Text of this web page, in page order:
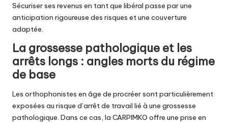
Sécuriser ses revenus en tant que libéral passe par une
anticipation rigoureuse des risques et une couverture
adaptée.
La grossesse pathologique et les
arrêts longs : angles morts du régime
de base
Les orthophonistes en âge de procréer sont particulièrement
exposées au risque d’arrêt de travail lié à une grossesse
pathologique. Dans ce cas, la CARPIMKO offre une prise en